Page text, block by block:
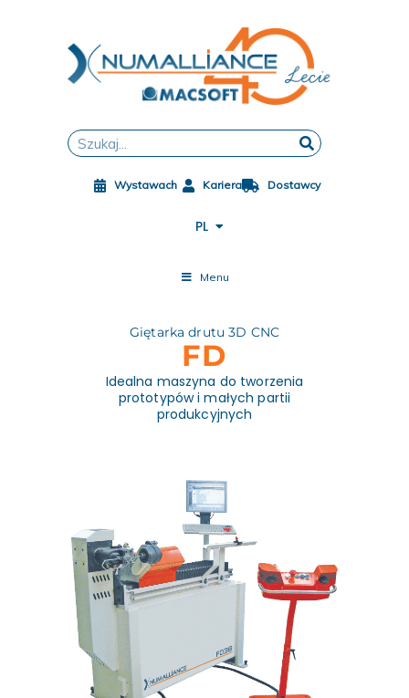
Szukaj
Wystawach Kariera Dostawcy
PL
FR
DE
ES
JA
ES-MX
Menu
Giętarka drutu 3D CNC
FD
Idealna maszyna do tworzenia
prototypów i małych partii
produkcyjnych